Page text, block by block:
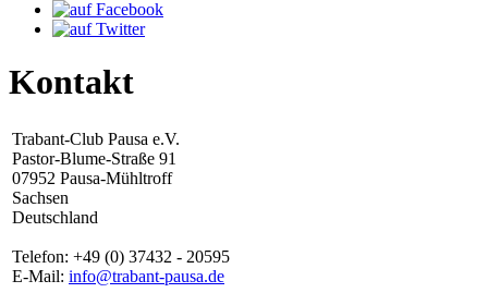
Kontakt
Trabant-Club Pausa e.V.
Pastor-Blume-Straße 91
07952 Pausa-Mühltroff
Sachsen
Deutschland
Telefon: +49 (0) 37432 - 20595
E-Mail: info@trabant-pausa.de